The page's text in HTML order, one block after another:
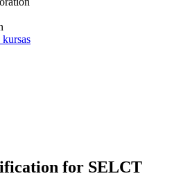
for SELCT